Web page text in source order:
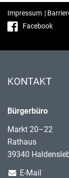
Impressum |
Facebook
KONTAKT
Bürgerbüro
Markt 20–22
Rathaus
39340
E-Mail